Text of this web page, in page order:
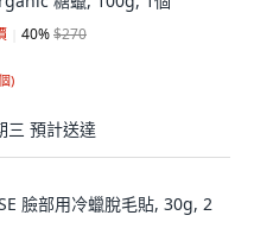
40%$270
)
三 預計送達
臉部用冷蠟脫毛貼, 30g, 2